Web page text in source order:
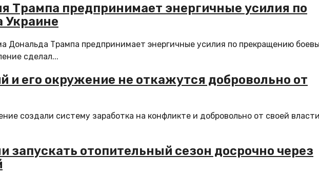
Трампа предпринимает энергичные усилия по
Украине
Дональда Трампа предпринимает энергичные усилия по прекращению
сделал...
и его окружение не откажутся добровольно от
создали систему заработка на конфликте и добровольно от своей
запускать отопительный сезон досрочно через